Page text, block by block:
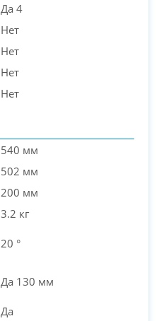
Да 4
Нет
Нет
Нет
Нет
540 мм
502 мм
200 мм
3.2 кг
20 °
Да 130 мм
Да